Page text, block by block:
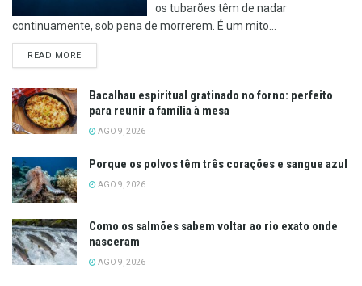
os tubarões têm de nadar
continuamente, sob pena de morrerem. É um mito...
READ MOREDETAILS
Bacalhau espiritual gratinado no forno: perfeito
para reunir a família à mesa
AGO 9, 2026
Porque os polvos têm três corações e sangue azul
AGO 9, 2026
Como os salmões sabem voltar ao rio exato onde
nasceram
AGO 9, 2026